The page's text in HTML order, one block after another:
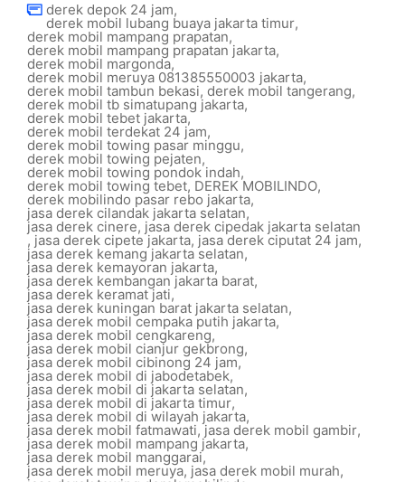
derek depok 24 jam,
derek mobil lubang buaya jakarta timur,
derek mobil mampang prapatan,
derek mobil mampang prapatan jakarta,
derek mobil margonda,
derek mobil meruya 081385550003 jakarta,
derek mobil tambun bekasi, derek mobil tangerang,
derek mobil tb simatupang jakarta,
derek mobil tebet jakarta,
derek mobil terdekat 24 jam,
derek mobil towing pasar minggu,
derek mobil towing pejaten,
derek mobil towing pondok indah,
derek mobil towing tebet, DEREK MOBILINDO,
derek mobilindo pasar rebo jakarta,
jasa derek cilandak jakarta selatan,
jasa derek cinere, jasa derek cipedak jakarta selatan
, jasa derek cipete jakarta, jasa derek ciputat 24 jam,
jasa derek kemang jakarta selatan,
jasa derek kemayoran jakarta,
jasa derek kembangan jakarta barat,
jasa derek keramat jati,
jasa derek kuningan barat jakarta selatan,
jasa derek mobil cempaka putih jakarta,
jasa derek mobil cengkareng,
jasa derek mobil cianjur gekbrong,
jasa derek mobil cibinong 24 jam,
jasa derek mobil di jabodetabek,
jasa derek mobil di jakarta selatan,
jasa derek mobil di jakarta timur,
jasa derek mobil di wilayah jakarta,
jasa derek mobil fatmawati,jasa derek mobil gambir,
jasa derek mobil mampang jakarta,
jasa derek mobil manggarai,
jasa derek mobil meruya, jasa derek mobil murah,